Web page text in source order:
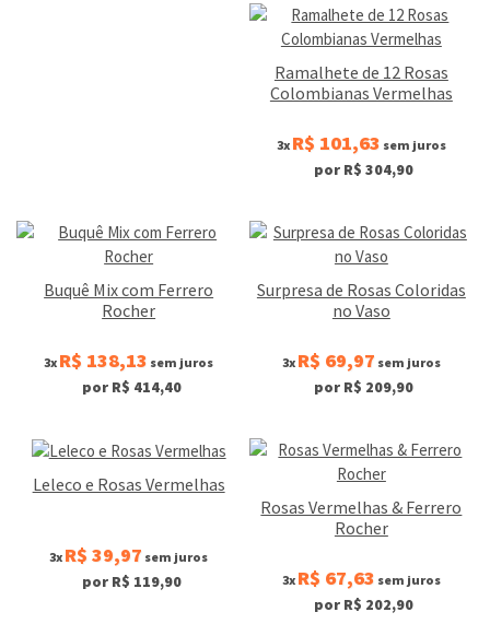
Ramalhete de 12 Rosas
Colombianas Vermelhas
3x R$ 101,63 sem juros
por R$ 304,90
Buquê Mix com Ferrero
Rocher
3x R$ 138,13 sem juros
por R$ 414,40
Surpresa de Rosas Coloridas
no Vaso
3x R$ 69,97 sem juros
por R$ 209,90
Leleco e Rosas Vermelhas
3x R$ 39,97 sem juros
por R$ 119,90
Rosas Vermelhas & Ferrero
Rocher
3x R$ 67,63 sem juros
por R$ 202,90